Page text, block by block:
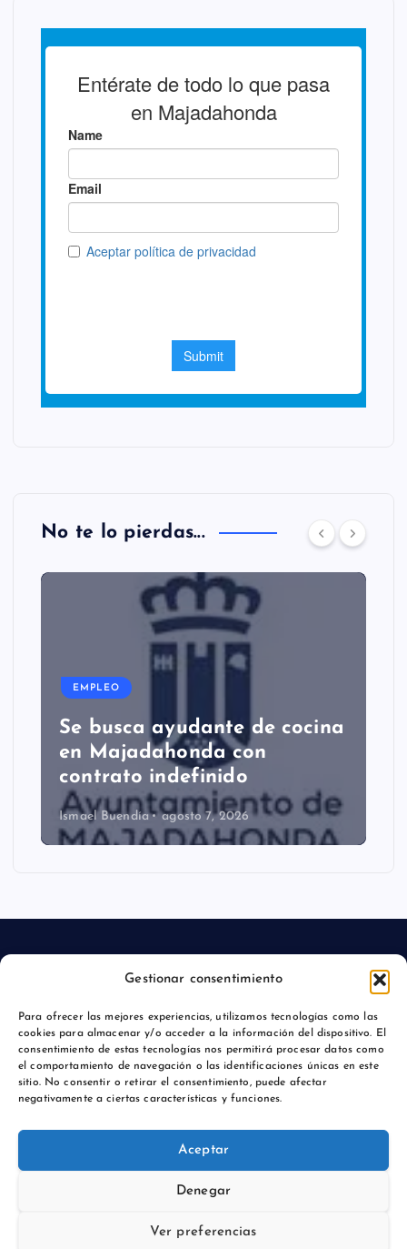
Gestionar consentimiento
Para ofrecer las mejores experiencias, utilizamos tecnologías como las
cookies para almacenar y/o acceder a la información del dispositivo. El
consentimiento de estas tecnologías nos permitirá procesar datos como
el comportamiento de navegación o las identificaciones únicas en este
sitio. No consentir o retirar el consentimiento, puede afectar
negativamente a ciertas características y funciones.
Aceptar
Denegar
Ver preferencias
No te lo pierdas...
EMPLEO
Se busca ayudante de cocina
en Majadahonda con
contrato indefinido
Ismael Buendía agosto 7, 2026
Política de privacidad
Desert Themes